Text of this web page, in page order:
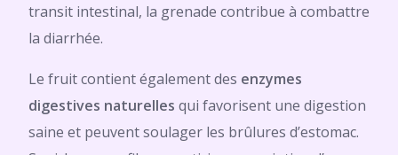
transit intestinal, la grenade contribue à combattre
la diarrhée.
Le fruit contient également des enzymes
digestives naturelles qui favorisent une digestion
saine et peuvent soulager les brûlures d’estomac.